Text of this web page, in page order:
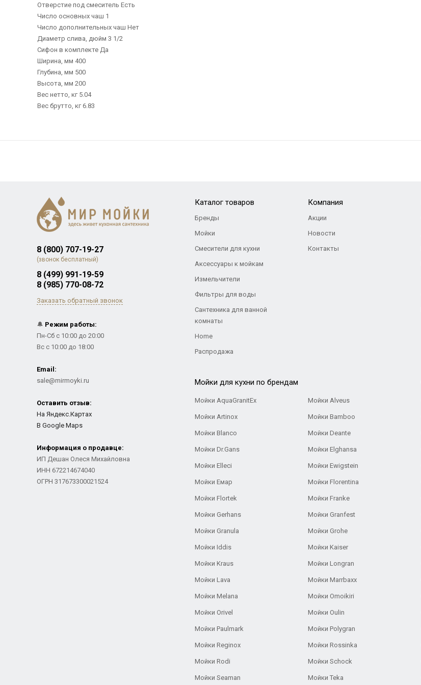
Отверстие под смеситель Есть
Число основных чаш 1
Число дополнительных чаш Нет
Диаметр слива, дюйм 3 1/2
Сифон в комплекте Да
Ширина, мм 400
Глубина, мм 500
Высота, мм 200
Вес нетто, кг 5.04
Вес брутто, кг 6.83
8 (800) 707-19-27
(звонок бесплатный)
8 (499) 991-19-59
8 (985) 770-08-72
Заказать обратный звонок
🔔 Режим работы:
Пн-Сб с 10:00 до 20:00
Вс с 10:00 до 18:00
Email:
sale@mirmoyki.ru
Оставить отзыв:
На Яндекс.Картах
В Google Maps
Информация о продавце:
ИП Дешан Олеся Михайловна
ИНН 672214674040
ОГРН 317673300021524
Каталог товаров
Бренды
Мойки
Смесители для кухни
Аксессуары к мойкам
Измельчители
Фильтры для воды
Сантехника для ванной
комнаты
Home
Распродажа
Компания
Акции
Новости
Контакты
Мойки для кухни по брендам
Мойки AquaGranitEx Мойки Alveus
Мойки Artinox Мойки Bamboo
Мойки Blanco Мойки Deante
Мойки Dr.Gans Мойки Elghansa
Мойки Elleci Мойки Ewigstein
Мойки Емар Мойки Florentina
Мойки Flortek Мойки Franke
Мойки Gerhans Мойки Granfest
Мойки Granula Мойки Grohe
Мойки Iddis Мойки Kaiser
Мойки Kraus Мойки Longran
Мойки Lava Мойки Marrbaxx
Мойки Melana Мойки Omoikiri
Мойки Orivel Мойки Oulin
Мойки Paulmark Мойки Polygran
Мойки Reginox Мойки Rossinka
Мойки Rodi Мойки Schock
Мойки Seaman Мойки Teka